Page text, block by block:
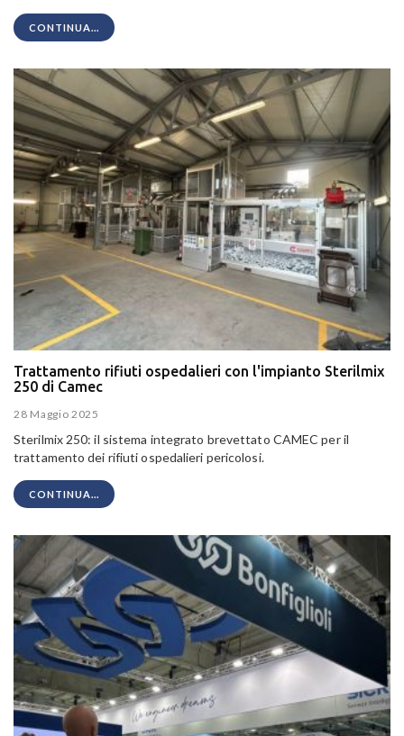
CONTINUA...
Trattamento rifiuti ospedalieri con l'impianto Sterilmix
250 di Camec
28 Maggio 2025
Sterilmix 250: il sistema integrato brevettato CAMEC per il
trattamento dei rifiuti ospedalieri pericolosi.
CONTINUA...